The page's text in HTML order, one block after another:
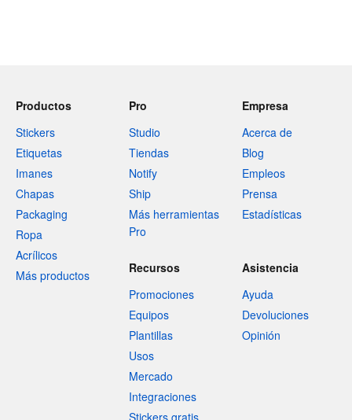
Productos
Stickers
Etiquetas
Imanes
Chapas
Packaging
Ropa
Acrílicos
Más productos
Pro
Studio
Tiendas
Notify
Ship
Más herramientas
Pro
Empresa
Acerca de
Blog
Empleos
Prensa
Estadísticas
Recursos
Promociones
Equipos
Plantillas
Usos
Mercado
Integraciones
Stickers gratis
Asistencia
Ayuda
Devoluciones
Opinión